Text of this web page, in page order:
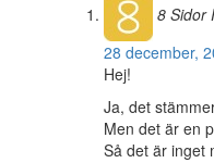
8 Sidor
28 december,
Hej!
Ja, det
Men det är en
Så det är inget